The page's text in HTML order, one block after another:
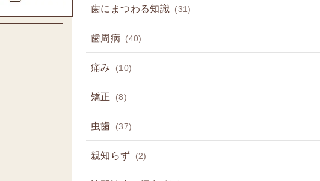
歯にまつわる知識 (31)
歯周病 (40)
痛み (10)
矯正 (8)
虫歯 (37)
親知らず (2)